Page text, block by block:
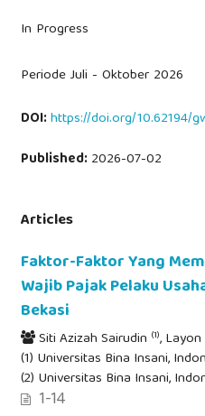
In Progress
Periode Juli - Oktober 2026
DOI:https://doi.org/10.62194/
Published:2026-07-02
Articles
Faktor-Faktor Yang
Wajib Pajak Pelaku
Bekasi
Siti Azizah Sairudin (1),
(1) Universitas Bina Insani,
(2) Universitas Bina Insani,
1-14